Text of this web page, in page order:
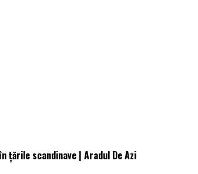
țările scandinave | Aradul De Azi